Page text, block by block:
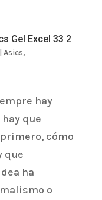
Gel Excel 33 2
| Asics,
hay
que
cómo
que
ha
o